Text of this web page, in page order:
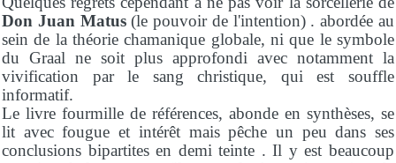
Don Juan Matus(le pouvoir de l'intention) . abordée au
sein de la théorie chamanique globale, ni que le symbole
du Graal ne soit plus approfondi avec notamment la
vivification par le sang christique, qui est souffle
informatif.
Le livre fourmille de références, abonde en synthèses, se
lit avec fougue et intérêt mais pêche un peu dans ses
conclusions bipartites en demi teinte . Il y est beaucoup